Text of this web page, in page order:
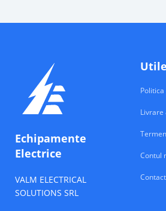
Echipamente
Electrice
VALM ELECTRICAL
SOLUTIONS SRL
Utile
Contul
Contact